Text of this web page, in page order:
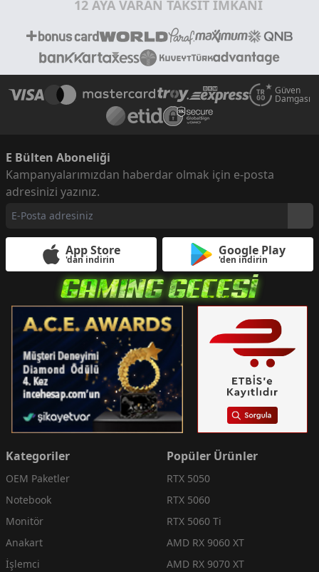
12 AYA VARAN TAKSİT İMKANI
Güven
Damgası
E Bülten Aboneliği
Kampanyalarımızdan haberdar olmak için e-posta
adresinizi yazınız.
App Store
'dan indirin
Google Play
'den indirin
Kategoriler
OEM Paketler
Notebook
Monitör
Anakart
İşlemci
Popüler Ürünler
RTX 5050
RTX 5060
RTX 5060 Ti
AMD RX 9060 XT
AMD RX 9070 XT